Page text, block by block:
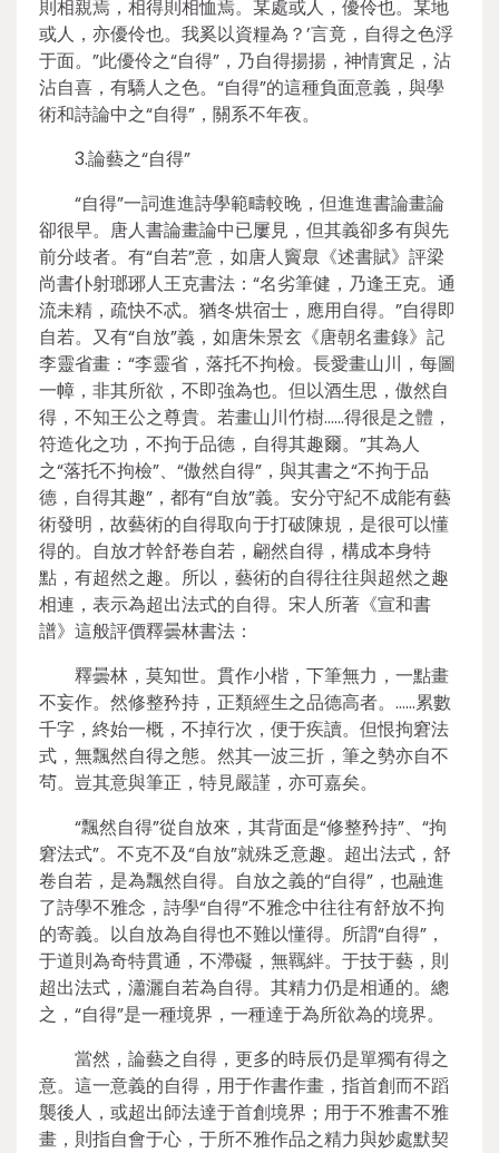
則相親焉，相得則相恤焉。某處或人，優伶也。某地
或人，亦優伶也。我奚以資糧為？’言竟，自得之色浮
于面。”此優伶之“自得”，乃自得揚揚，神情實足，沾
沾自喜，有驕人之色。“自得”的這種負面意義，與學
術和詩論中之“自得”，關系不年夜。
3.論藝之“自得”
“自得”一詞進進詩學範疇較晚，但進進書論畫論
卻很早。唐人書論畫論中已屢見，但其義卻多有與先
前分歧者。有“自若”意，如唐人竇臮《述書賦》評梁
尚書仆射瑯琊人王克書法：“名劣筆健，乃逢王克。通
流未精，疏快不忒。猶冬烘宿士，應用自得。”自得即
自若。又有“自放”義，如唐朱景玄《唐朝名畫錄》記
李靈省畫：“李靈省，落托不拘檢。長愛畫山川，每圖
一幛，非其所欲，不即強為也。但以酒生思，傲然自
得，不知王公之尊貴。若畫山川竹樹……得很是之體，
符造化之功，不拘于品德，自得其趣爾。”其為人
之“落托不拘檢”、“傲然自得”，與其書之“不拘于品
德，自得其趣”，都有“自放”義。安分守紀不成能有藝
術發明，故藝術的自得取向于打破陳規，是很可以懂
得的。自放才幹舒卷自若，翩然自得，構成本身特
點，有超然之趣。所以，藝術的自得往往與超然之趣
相連，表示為超出法式的自得。宋人所著《宣和書
譜》這般評價釋曇林書法：
釋曇林，莫知世。貫作小楷，下筆無力，一點畫
不妄作。然修整矜持，正類經生之品德高者。……累數
千字，終始一概，不掉行次，便于疾讀。但恨拘窘法
式，無飄然自得之態。然其一波三折，筆之勢亦自不
茍。豈其意與筆正，特見嚴謹，亦可嘉矣。
“飄然自得”從自放來，其背面是“修整矜持”、“拘
窘法式”。不克不及“自放”就殊乏意趣。超出法式，舒
卷自若，是為飄然自得。自放之義的“自得”，也融進
了詩學不雅念，詩學“自得”不雅念中往往有舒放不拘
的寄義。以自放為自得也不難以懂得。所謂“自得”，
于道則為奇特貫通，不滯礙，無羈絆。于技于藝，則
超出法式，瀟灑自若為自得。其精力仍是相通的。總
之，“自得”是一種境界，一種達于為所欲為的境界。
當然，論藝之自得，更多的時辰仍是單獨有得之
意。這一意義的自得，用于作書作畫，指首創而不蹈
襲後人，或超出師法達于首創境界；用于不雅書不雅
畫，則指自會于心，于所不雅作品之精力與妙處默契